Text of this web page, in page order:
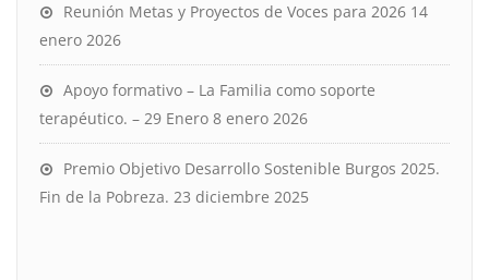
Reunión Metas y Proyectos de Voces para 2026 14
enero 2026
Apoyo formativo – La Familia como soporte
terapéutico. – 29 Enero 8 enero 2026
Premio Objetivo Desarrollo Sostenible Burgos 2025.
Fin de la Pobreza. 23 diciembre 2025